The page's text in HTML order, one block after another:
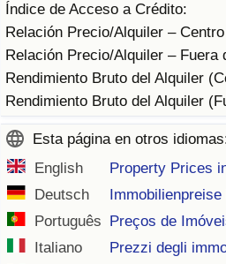
Índice de Acceso a Crédito:
Relación Precio/Alquiler –
Relación Precio/Alquiler – Fuera
Rendimiento Bruto del Alquiler
Rendimiento Bruto del Alquiler
Esta página en otros
English
Property Prices
Deutsch
Português
Preços de
Italiano
Prezzi degli
Tráfico
Índice de Tráfico
Índice de Tráfico (Actual)
Índice de Tráfico por País